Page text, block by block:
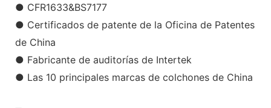
● CFR1633&BS7177
● Certificados de patente de la Oficina de Patentes
de China
● Fabricante de auditorías de Intertek
● Las 10 principales marcas de colchones de China